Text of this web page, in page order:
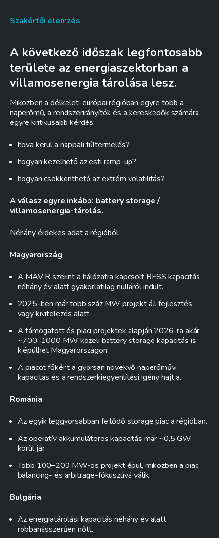
Szakértői elemzés
A következő időszak legfontosabb
területe az energiaszektorban a
villamosenergia tárolása lesz.
Miközben a délkelet-európai régióban egyre több a
naperőmű, a rendszerirányítók és a kereskedők számára
egyre kritikusabb kérdés:
hova kerül a nappali túltermelés?
hogyan kezelhető az esti ramp-up?
hogyan csökkenthető az extrém volatilitás?
A válasz egyre inkább: battery storage /
villamosenergia-tárolás.
Néhány érdekes adat a régióból:
Magyarország
A MAVIR szerint a hálózatra kapcsolt BESS kapacitás
néhány év alatt gyakorlatilag nulláról indult.
2025-ben már több száz MW projekt áll fejlesztés
vagy kivitelezés alatt.
A támogatott és piaci projektek alapján 2026-ra akár
~700–1000 MW közeli battery storage kapacitás is
kiépülhet Magyarországon.
A piacot főként a gyorsan növekvő naperőművi
kapacitás és a rendszerkiegyenlítési igény hajtja.
Románia
Az egyik leggyorsabban fejlődő storage piac a régióban.
Az operatív akkumulátoros kapacitás már ~0,5 GW
körül jár.
Több 100–200 MW-os projekt épül, miközben a piac
balancing- és arbitrage-fókuszúvá válik.
Bulgária
Az energiatárolási kapacitás néhány év alatt
robbanásszerűen nőtt.